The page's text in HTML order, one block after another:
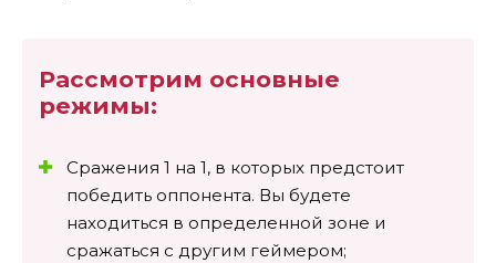
Рассмотрим основные
режимы:
Сражения 1 на 1, в которых предстоит
победить оппонента. Вы будете
находиться в определенной зоне и
сражаться с другим геймером;